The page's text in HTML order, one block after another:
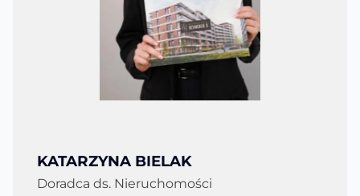
KATARZYNA BIELAK
Doradca ds. Nieruchomości